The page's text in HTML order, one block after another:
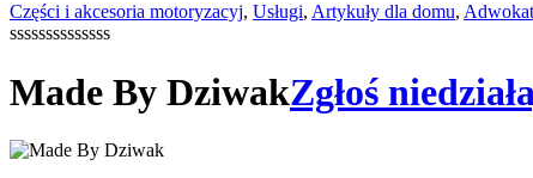
Części i akcesoria motoryzacyj, Usługi, Artykuły dla domu, Adwokat
ssssssssssssss
Made By DziwakZgłoś